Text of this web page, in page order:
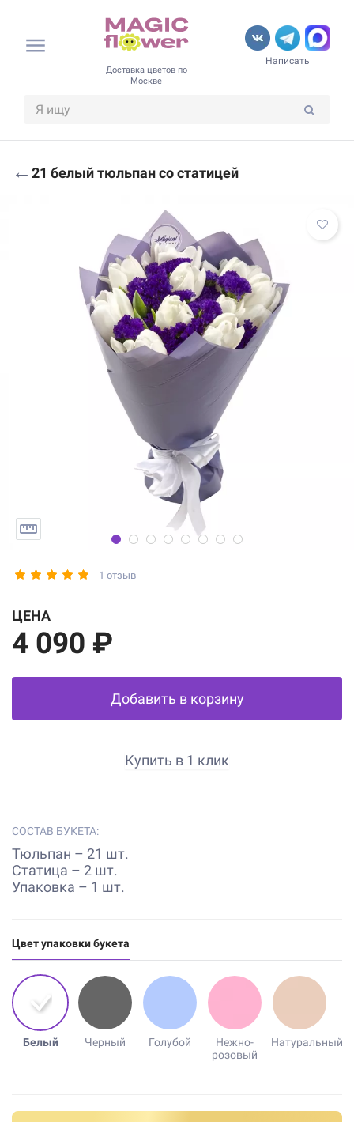
Доставка цветов по
Москве
Написать
← 21 белый тюльпан со статицей
1 отзыв
ЦЕНА
4 090 ₽
Добавить в корзину
Купить в 1 клик
СОСТАВ БУКЕТА:
Тюльпан – 21 шт.
Статица – 2 шт.
Упаковка – 1 шт.
Цвет упаковки букета
Белый Черный Голубой
Нежно-
розовый
Натуральный